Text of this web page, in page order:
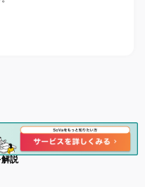
の役員報酬はどうする？支給開
説